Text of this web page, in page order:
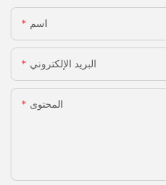
اسم
البريد الإلكتروني
المحتوى